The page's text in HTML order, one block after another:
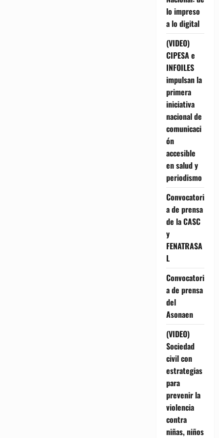
lo impreso
a lo digital
(VIDEO)
CIPESA e
INFOILES
impulsan la
primera
iniciativa
nacional de
comunicaci
ón
accesible
en salud y
periodismo
Convocatori
a de prensa
de la CASC
y
FENATRASA
L
Convocatori
a de prensa
del
Asonaen
(VIDEO)
Sociedad
civil con
estrategias
para
prevenir la
violencia
contra
niñas, niños